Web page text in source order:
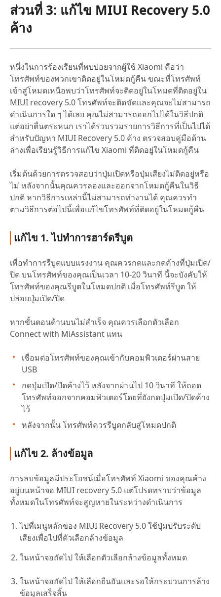
ส่วนที่ 3: แก้ไข MIUI Recovery 5.0
ค้าง
หนึ่งในการร้องเรียนที่พบบ่อยจากผู้ใช้ Xiaomi คือว่า
โทรศัพท์ของพวกเขาติดอยู่ในโหมดกู้คืน ขณะที่โทรศัพท์
เข้าสู่โหมดเหนือพบว่าโทรศัพท์จะติดอยู่ในโหมดที่ติดอยู่ใน
MIUI recovery 5.0 โทรศัพท์จะติดขัดและคุณจะไม่สามารถ
ดำเนินการใด ๆ ได้เลย คุณไม่สามารถออกไปได้ในวิธีปกติ
แต่อย่าตื่นตระหนก เราได้รวบรวมรายการวิธีการที่เป็นไปได้
สำหรับปัญหา MIUI Recovery 5.0 ค้าง ตรวจสอบคู่มือด้าน
ล่างเพื่อเรียนรู้วิธีการแก้ไข Xiaomi ที่ติดอยู่ในโหมดกู้คืน
เริ่มต้นด้วยการตรวจสอบว่าปุ่มเปิดหรือปุ่มเสียงไม่ติดอยู่หรือ
ไม่ หลังจากนั้นคุณควรลองและออกจากโหมดกู้คืนในวิธี
ปกติ หากวิธีการเหล่านี้ไม่สามารถทำงานได้ คุณควรทำ
ตามวิธีการต่อไปนี้เพื่อแก้ไขโทรศัพท์ที่ติดอยู่ในโหมดกู้คืน
แก้ไข 1. ไปทำการฮาร์ดรีบูต
เพื่อทำการรีบูตแบบแรงงาน คุณควรกดและกดค้างที่ปุ่มเปิด/
ปิด บนโทรศัพท์ของคุณเป็นเวลา 10-20 วินาที นี้จะบังคับให้
โทรศัพท์ของคุณรีบูตในโหมดปกติ เมื่อโทรศัพท์รีบูต ให้
ปล่อยปุ่มเปิด/ปิด
หากขั้นตอนด้านบนไม่สำเร็จ คุณควรเลือกตัวเลือก
Connect with MiAssistant แทน
เชื่อมต่อโทรศัพท์ของคุณเข้ากับคอมพิวเตอร์ผ่านสาย
USB
กดปุ่มเปิด/ปิดค้างไว้ หลังจากผ่านไป 10 วินาที ให้ถอด
โทรศัพท์ออกจากคอมพิวเตอร์โดยที่ยังกดปุ่มเปิด/ปิดค้าง
ไว้
หลังจากนั้น โทรศัพท์ควรรีบูตกลับสู่โหมดปกติ
แก้ไข 2. ล้างข้อมูล
การลบข้อมูลมีประโยชน์เมื่อโทรศัพท์ Xiaomi ของคุณค้าง
อยู่บนหน้าจอ MIUI recovery 5.0 แต่โปรดทราบว่าข้อมูล
ทั้งหมดในโทรศัพท์จะสูญหายในระหว่างดำเนินการ
ไปที่เมนูหลักของ MIUI Recovery 5.0 ใช้ปุ่มปรับระดับ
เสียงเพื่อไปที่ตัวเลือกล้างข้อมูล
ในหน้าจอถัดไป ให้เลือกตัวเลือกล้างข้อมูลทั้งหมด
ในหน้าจอถัดไป ให้เลือกยืนยันและรอให้กระบวนการล้าง
ข้อมูลเสร็จสิ้น